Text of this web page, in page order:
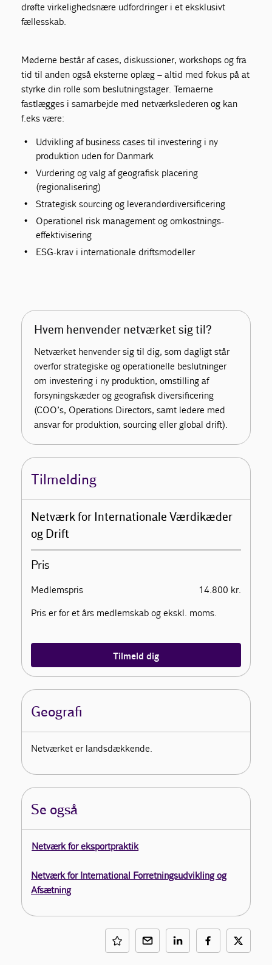
drøfte virkelighedsnære udfordringer i et eksklusivt
fællesskab.
Møderne består af cases, diskussioner, workshops og fra
tid til anden også eksterne oplæg – altid med fokus på at
styrke din rolle som beslutningstager. Temaerne
fastlægges i samarbejde med netværkslederen og kan
f.eks være:
Udvikling af business cases til investering i ny
produktion uden for Danmark
Vurdering og valg af geografisk placering
(regionalisering)
Strategisk sourcing og leverandørdiversificering
Operationel risk management og omkostnings-
effektivisering
ESG-krav i internationale driftsmodeller
Hvem henvender netværket sig til?
Netværket henvender sig til dig, som dagligt står
overfor strategiske og operationelle beslutninger
om investering i ny produktion, omstilling af
forsyningskæder og geografisk diversificering
(COO’s, Operations Directors, samt ledere med
ansvar for produktion, sourcing eller global drift).
Tilmelding
Netværk for Internationale Værdikæder
og Drift
Pris
Medlemspris
14.800 kr.
Pris er for et års medlemskab og ekskl. moms.
Tilmeld dig
Geografi
Netværket er landsdækkende.
Se også
Netværk for eksportpraktik
Netværk for International Forretningsudvikling og
Afsætning